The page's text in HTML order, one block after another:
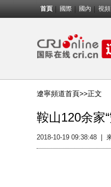
首頁 國際 國內 視頻
遼寧頻道首頁>>正文
鞍山120余家
2018-10-19 09:38:48